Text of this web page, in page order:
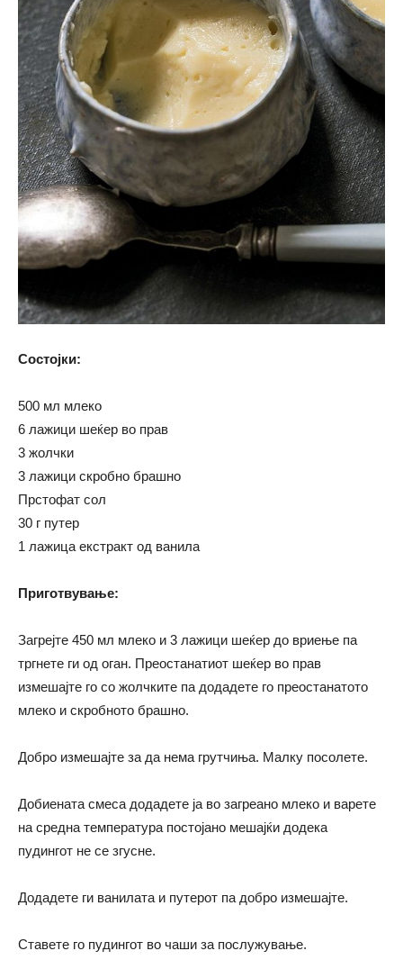
Состојки:
500 мл млеко
6 лажици шеќер во прав
3 жолчки
3 лажици скробно брашно
Прстофат сол
30 г путер
1 лажица екстракт од ванила
Приготвување:
Загрејте 450 мл млеко и 3 лажици шеќер до вриење па
тргнете ги од оган. Преостанатиот шеќер во прав
измешајте го со жолчките па додадете го преостанатото
млеко и скробното брашно.
Добро измешајте за да нема грутчиња. Малку посолете.
Добиената смеса додадете ја во загреано млеко и варете
на средна температура постојано мешајќи додека
пудингот не се згусне.
Додадете ги ванилата и путерот па добро измешајте.
Ставете го пудингот во чаши за послужување.